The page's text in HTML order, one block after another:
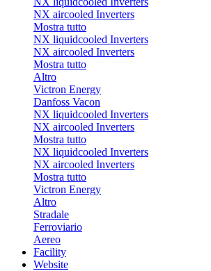
NX aircooled Inverters
Mostra tutto
NX liquidcooled Inverters
NX aircooled Inverters
Mostra tutto
Altro
Victron Energy
Danfoss Vacon
NX liquidcooled Inverters
NX aircooled Inverters
Mostra tutto
NX liquidcooled Inverters
NX aircooled Inverters
Mostra tutto
Victron Energy
Altro
Stradale
Ferroviario
Aereo
Facility
Website